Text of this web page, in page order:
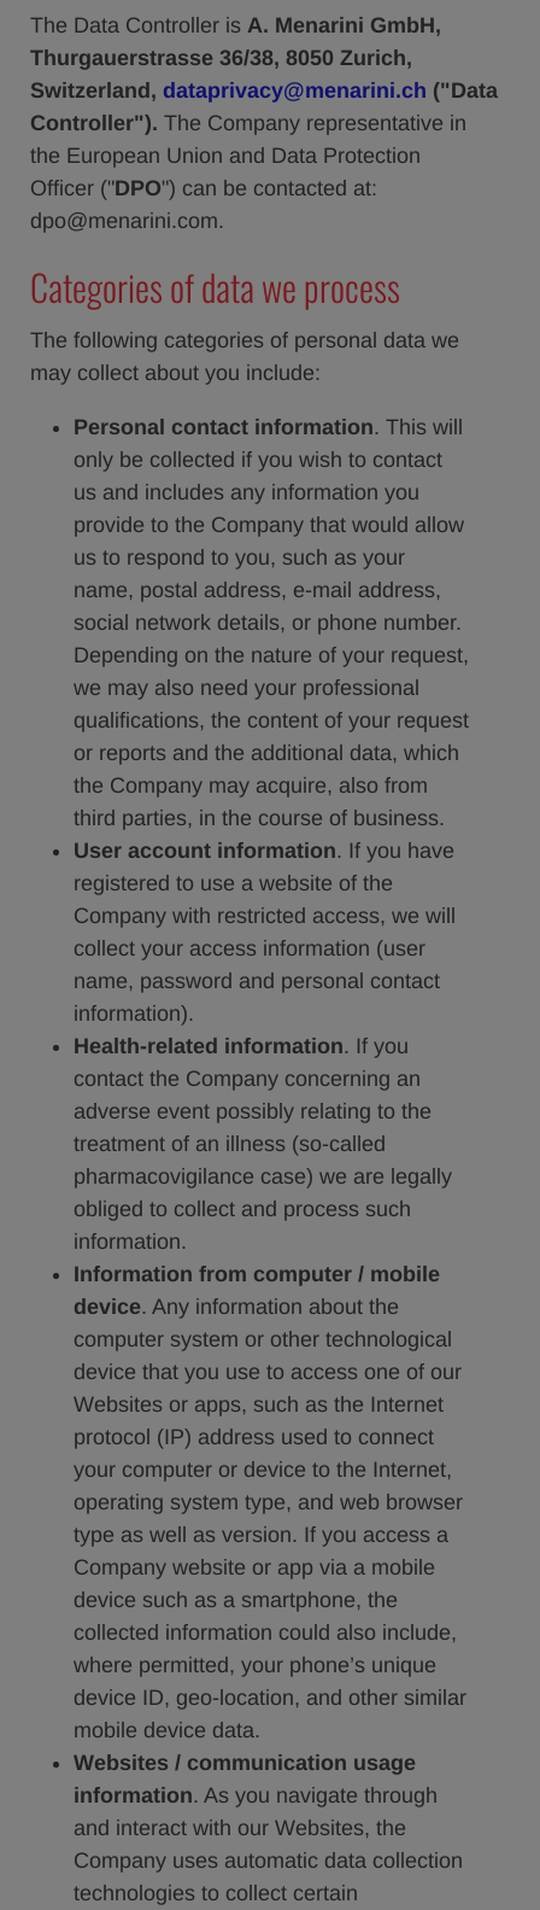
The Data Controller is A. Menarini GmbH,
Thurgauerstrasse 36/38, 8050 Zurich,
Switzerland, dataprivacy@menarini.ch ("Data
Controller"). The Company representative in
the European Union and Data Protection
Officer ("DPO") can be contacted at:
dpo@menarini.com.
Categories of data we process
The following categories of personal data we
may collect about you include:
Personal contact information. This will
only be collected if you wish to contact
us and includes any information you
provide to the Company that would allow
us to respond to you, such as your
name, postal address, e-mail address,
social network details, or phone number.
Depending on the nature of your request,
we may also need your professional
qualifications, the content of your request
or reports and the additional data, which
the Company may acquire, also from
third parties, in the course of business.
User account information. If you have
registered to use a website of the
Company with restricted access, we will
collect your access information (user
name, password and personal contact
information).
Health-related information. If you
contact the Company concerning an
adverse event possibly relating to the
treatment of an illness (so-called
pharmacovigilance case) we are legally
obliged to collect and process such
information.
Information from computer / mobile
device. Any information about the
computer system or other technological
device that you use to access one of our
Websites or apps, such as the Internet
protocol (IP) address used to connect
your computer or device to the Internet,
operating system type, and web browser
type as well as version. If you access a
Company website or app via a mobile
device such as a smartphone, the
collected information could also include,
where permitted, your phone’s unique
device ID, geo-location, and other similar
mobile device data.
Websites / communication usage
information. As you navigate through
and interact with our Websites, the
Company uses automatic data collection
technologies to collect certain